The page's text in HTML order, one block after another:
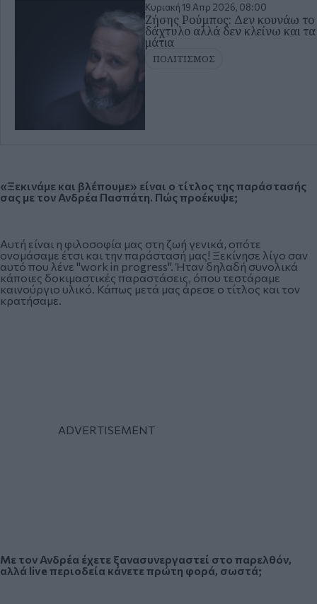
Κυριακή 19 Απρ 2026, 08:00
Ζήσης Ρούμπος: Δεν κουνάω το
δάχτυλο αλλά δεν κλείνω και τα
μάτια
ΠΟΛΙΤΙΣΜΟΣ
«Ξεκινάμε και βλέπουμε» είναι ο τίτλος της παράστασής
σας με τον Ανδρέα Πασπάτη. Πώς προέκυψε;
Αυτή είναι η φιλοσοφία μας στη ζωή γενικά, οπότε
ονομάσαμε έτσι και την παράστασή μας! Ξεκίνησε λίγο σαν
αυτό που λένε "work in progress". Ήταν δηλαδή συνολικά
κάποιες δοκιμαστικές παραστάσεις, όπου τεστάραμε
καινούργιο υλικό. Κάπως μετά μας άρεσε ο τίτλος και τον
κρατήσαμε.
Με τον Ανδρέα έχετε ξανασυνεργαστεί στο παρελθόν,
αλλά live περιοδεία κάνετε πρώτη φορά, σωστά;